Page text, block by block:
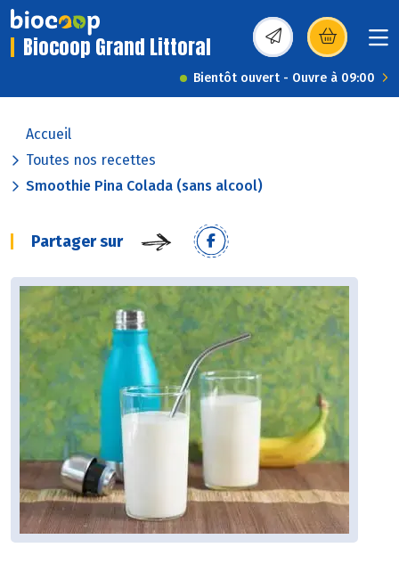
Biocoop Grand Littoral (s’ouvre dans une
Bientôt ouvert - Ouvre à 09:00
Accueil
Toutes nos recettes
Smoothie Pina Colada (sans alcool)
Partager sur